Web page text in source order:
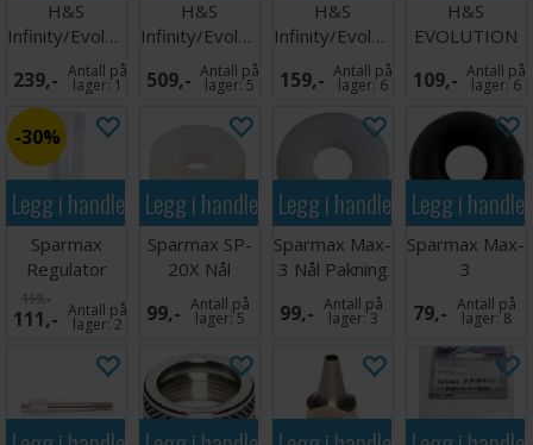
H&S
Infinity/Evolution
Aircap 0,4 mm
239,- Antall på
lager:1
H&S
Infinity/Evolution
Fineline AirCap
509,- Antall på
lager:5
H&S
Infinity/Evolution
Cup 2ml
159,- Antall på
lager:6
H&S
EVOLUTION
2024 Needle
Spring
109,- Antall på
lager:6
Legg i handlekurven
30%
Sparmax
Regulator
Bowl m/ Drain
Valve
159,-
111,- Antall på
lager:2
Legg i handlekurven
Sparmax SP-
20X Nål
Pakning O-
Ring
99,- Antall på
lager:5
Legg i handlekurven
Sparmax Max-
3 Nål Pakning
O-Ring
99,- Antall på
lager:3
Legg i
Sparmax Max-
3
Piston/Stempel
O-Ring
79,- Antall på
lager:8